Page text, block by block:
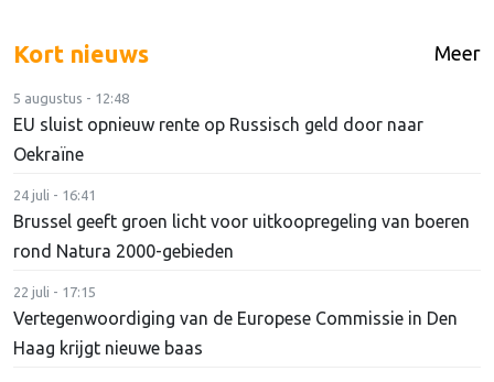
Kort nieuws Meer
5 augustus - 12:48
EU sluist opnieuw rente op Russisch geld door naar
Oekraïne
24 juli - 16:41
Brussel geeft groen licht voor uitkoopregeling van boeren
rond Natura 2000-gebieden
22 juli - 17:15
Vertegenwoordiging van de Europese Commissie in Den
Haag krijgt nieuwe baas